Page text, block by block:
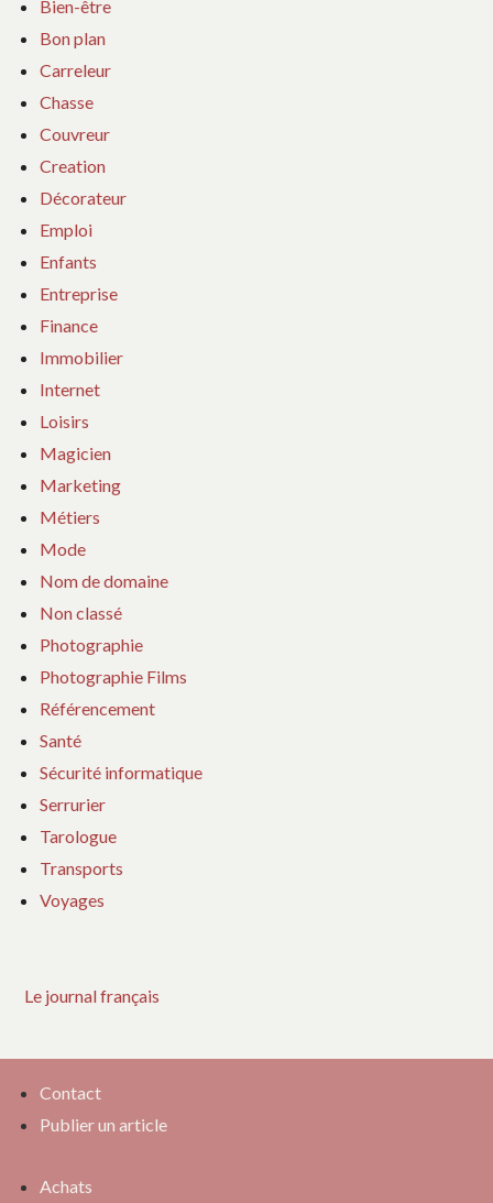
Bien-être
Bon plan
Carreleur
Chasse
Couvreur
Creation
Décorateur
Emploi
Enfants
Entreprise
Finance
Immobilier
Internet
Loisirs
Magicien
Marketing
Métiers
Mode
Nom de domaine
Non classé
Photographie
Photographie Films
Référencement
Santé
Sécurité informatique
Serrurier
Tarologue
Transports
Voyages
Le journal français
Contact
Publier un article
Achats